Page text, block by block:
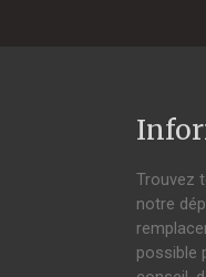
Trouvez
notre
possible